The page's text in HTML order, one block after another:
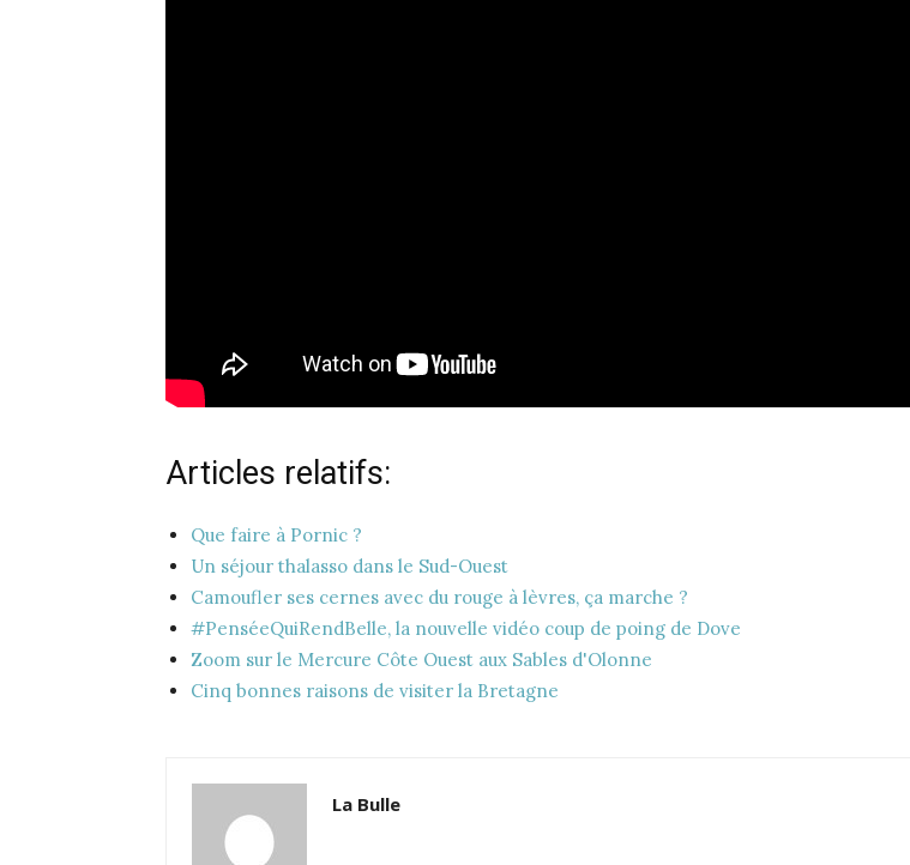
Articles relatifs:
Que faire à Pornic ?
Un séjour thalasso dans le Sud-Ouest
Camoufler ses cernes avec du rouge à lèvres, ça marche ?
#PenséeQuiRendBelle, la nouvelle vidéo coup de poing de Dove
Zoom sur le Mercure Côte Ouest aux Sables d'Olonne
Cinq bonnes raisons de visiter la Bretagne
La Bulle